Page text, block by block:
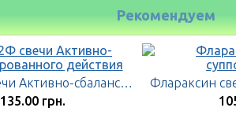
Рекомендуем
АСД-2Ф свечи Активно-сбалансированного действия
135.00 грн.